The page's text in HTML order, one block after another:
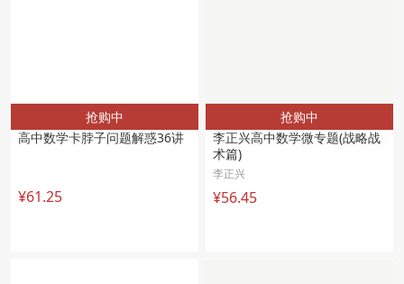
抢购中
高中数学卡脖子问题解惑36讲
¥61.25
抢购中
李正兴高中数学微专题(战略战
术篇)
李正兴
¥56.45